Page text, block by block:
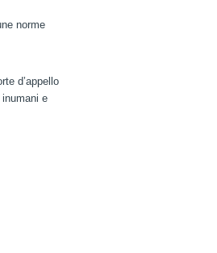
norme
d’appello
e